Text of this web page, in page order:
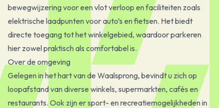
bewegwijzering voor een vlot verloop en faciliteiten zoals
elektrische laadpunten voor auto’s en fietsen. Het biedt
directe toegang tot het winkelgebied, waardoor parkeren
hier zowel praktisch als comfortabel is.
Over de omgeving
Gelegen in het hart van de Waalsprong, bevindt u zich op
loopafstand van diverse winkels, supermarkten, cafés en
restaurants. Ook zijn er sport- en recreatiemogelijkheden in